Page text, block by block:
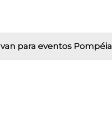
van para eventos Pompéia